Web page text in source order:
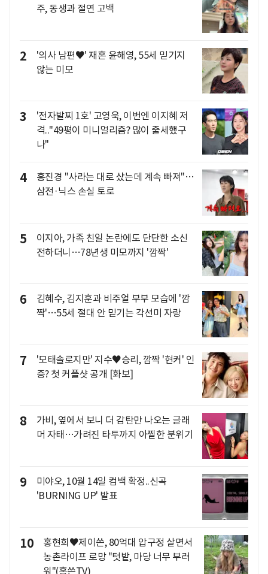
주, 동생과 절연 고백
2
'의사 남편♥' 재혼 윤해영, 55세 믿기지
않는 미모
3
'전자발찌 1호' 고영욱, 이번엔 이지혜 저
격.."49평이 미니멀리즘? 많이 출세했구
나"
4
홍진경 "사라는 대로 샀는데 계속 빠져"…
삼전·닉스 손실 토로
5
이지아, 가족 친일 논란에도 단단한 소신
전하더니…78년생 미모까지 '깜짝'
6
김혜수, 김지훈과 비주얼 부부 모습에 '깜
짝'…55세 절대 안 믿기는 각선미 자랑
7
'모태솔로지만' 지수♥승리, 깜짝 '현커' 인
증? 첫 커플샷 공개 [화보]
8
가비, 옆에서 보니 더 감탄만 나오는 글래
머 자태…가려진 타투까지 아찔한 분위기
9
미야오, 10월 14일 컴백 확정..신곡
'BURNING UP' 발표
10
홍현희♥제이쓴, 80억대 압구정 살면서
농촌라이프 로망 "텃밭, 마당 너무 부러
워"(홍쓴TV)